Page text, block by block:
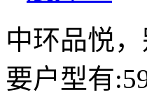
中环品悦
要户型有